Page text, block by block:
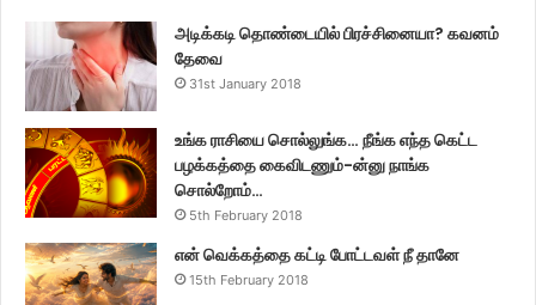
அடிக்கடி தொண்டையில் பிரச்சினையா? கவனம்
தேவை
31st January 2018
உங்க ராசியை சொல்லுங்க… நீங்க எந்த கெட்ட
பழக்கத்தை கைவிடணும்-ன்னு நாங்க
சொல்றோம்…
5th February 2018
என் வெக்கத்தை கட்டி போட்டவள் நீ தானே
15th February 2018